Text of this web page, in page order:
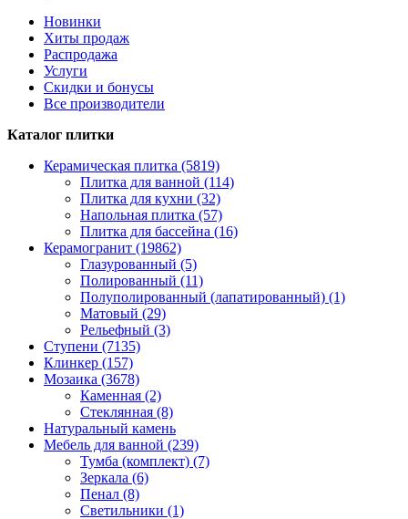
Новинки
Хиты продаж
Распродажа
Услуги
Скидки и бонусы
Все производители
Каталог плитки
Керамическая плитка (5819)
Плитка для ванной (114)
Плитка для кухни (32)
Напольная плитка (57)
Плитка для бассейна (16)
Керамогранит (19862)
Глазурованный (5)
Полированный (11)
Полуполированный (лапатированный) (1)
Матовый (29)
Рельефный (3)
Ступени (7135)
Клинкер (157)
Мозаика (3678)
Каменная (2)
Стеклянная (8)
Натуральный камень
Мебель для ванной (239)
Тумба (комплект) (7)
Зеркала (6)
Пенал (8)
Светильники (1)